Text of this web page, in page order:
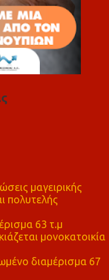
μαγειρικής
πολυτελής
63 τ.μ
μονοκατοικία
διαμέρισμα 67